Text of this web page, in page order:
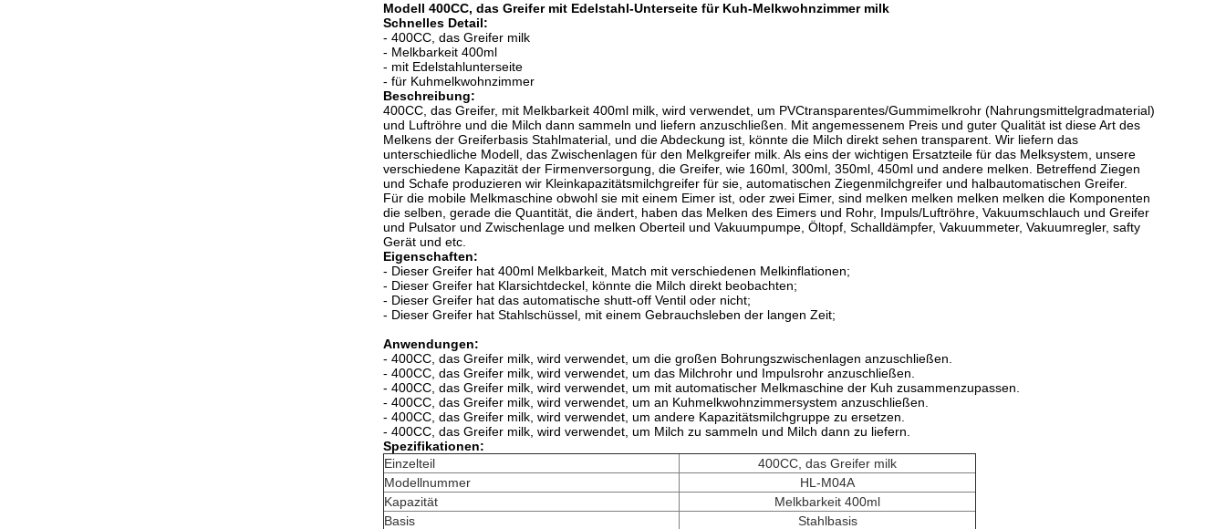
Modell 400CC, das Greifer mit Edelstahl-Unterseite für Kuh-Melkwohnzimmer milk
Schnelles Detail:
- 400CC, das Greifer milk
- Melkbarkeit 400ml
- mit Edelstahlunterseite
- für Kuhmelkwohnzimmer
Beschreibung:
400CC, das Greifer, mit Melkbarkeit 400ml milk, wird verwendet, um PVCtransparentes/Gummimelkrohr (Nahrungsmittelgradmaterial)
und Luftröhre und die Milch dann sammeln und liefern anzuschließen. Mit angemessenem Preis und guter Qualität ist diese Art des
Melkens der Greiferbasis Stahlmaterial, und die Abdeckung ist, könnte die Milch direkt sehen transparent. Wir liefern das
unterschiedliche Modell, das Zwischenlagen für den Melkgreifer milk. Als eins der wichtigen Ersatzteile für das Melksystem, unsere
verschiedene Kapazität der Firmenversorgung, die Greifer, wie 160ml, 300ml, 350ml, 450ml und andere melken. Betreffend Ziegen
und Schafe produzieren wir Kleinkapazitätsmilchgreifer für sie, automatischen Ziegenmilchgreifer und halbautomatischen Greifer.
Für die mobile Melkmaschine obwohl sie mit einem Eimer ist, oder zwei Eimer, sind melken melken melken melken die Komponenten
die selben, gerade die Quantität, die ändert, haben das Melken des Eimers und Rohr, Impuls/Luftröhre, Vakuumschlauch und Greifer
und Pulsator und Zwischenlage und melken Oberteil und Vakuumpumpe, Öltopf, Schalldämpfer, Vakuummeter, Vakuumregler, safty
Gerät und etc.
Eigenschaften:
- Dieser Greifer hat 400ml Melkbarkeit, Match mit verschiedenen Melkinflationen;
- Dieser Greifer hat Klarsichtdeckel, könnte die Milch direkt beobachten;
- Dieser Greifer hat das automatische shutt-off Ventil oder nicht;
- Dieser Greifer hat Stahlschüssel, mit einem Gebrauchsleben der langen Zeit;
Anwendungen:
- 400CC, das Greifer milk, wird verwendet, um die großen Bohrungszwischenlagen anzuschließen.
- 400CC, das Greifer milk, wird verwendet, um das Milchrohr und Impulsrohr anzuschließen.
- 400CC, das Greifer milk, wird verwendet, um mit automatischer Melkmaschine der Kuh zusammenzupassen.
- 400CC, das Greifer milk, wird verwendet, um an Kuhmelkwohnzimmersystem anzuschließen.
- 400CC, das Greifer milk, wird verwendet, um andere Kapazitätsmilchgruppe zu ersetzen.
- 400CC, das Greifer milk, wird verwendet, um Milch zu sammeln und Milch dann zu liefern.
Spezifikationen:
Einzelteil
400CC, das Greifer milk
Modellnummer
HL-M04A
Kapazität
Melkbarkeit 400ml
Basis
Stahlbasis